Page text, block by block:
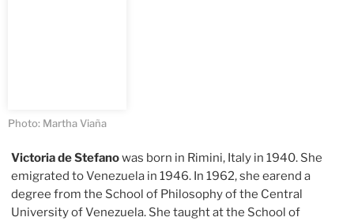
Photo: Martha Viaña
Victoria de Stefanowas born in Rimini, Italy in 1940. She
emigrated to Venezuela in 1946. In 1962, she earend a
degree from the School of Philosophy of the Central
University of Venezuela. She taught at the School of